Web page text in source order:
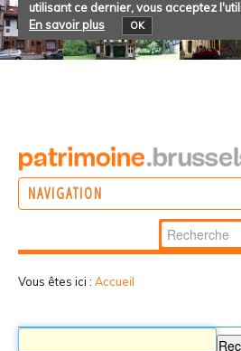
utilisant ce dernier, vous acceptez
En savoir plus
OK
NAVIGATION
Chercher par
Recherche
Vous êtes ici : Accueil